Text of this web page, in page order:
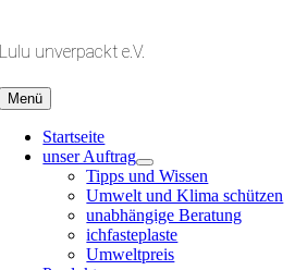
springen
Lulu unverpackt e.V.
Menü
Startseite
unser Auftrag
Tipps und Wissen
Umwelt und Klima schützen
unabhängige Beratung
ichfasteplaste
Umweltpreis